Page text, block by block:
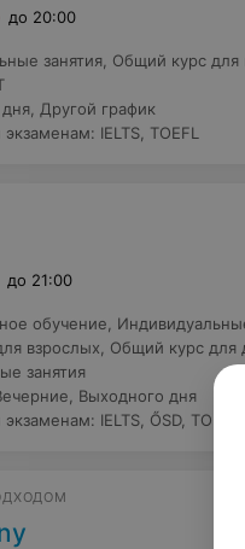
до 20:00
занятия Общий курс для
Другой график
: IELTS TOEFL
до 21:00
обучение
взрослых Общий курс для
занятия
Выходного дня
: IELTS ŐSD, TOEFL